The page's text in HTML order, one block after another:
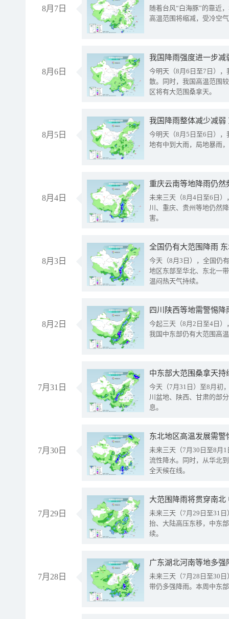
8月7日
随着台风“白海豚”的靠近
高温范围将缩减，受冷空
8月6日
今明天（8月6日至7日）
散。同时，我国高温范围
区将有大范围桑拿天。
8月5日
我国降雨整体减少减弱
今明天（8月5日至6日）
地有中到大雨，局地暴雨
8月4日
重庆云南等地降雨仍然
未来三天（8月4日至6日
川、重庆、贵州等地仍然
害。
8月3日
全国仍有大范围降雨
今天（8月3日），全国仍
地区东部至华北、东北一
温闷热天气持续。
8月2日
今起三天（8月2日至4日
我国中东部仍有大范围高
7月31日
中东部大范围桑拿天
今天（7月31日）至8月初
川盆地、陕西、甘肃的部
息。
7月30日
东北地区高温发展需
未来三天（7月30日至8月
流性降水。同时，从华北
全天候在线。
7月29日
大范围降雨将贯穿南
未来三天（7月29日至31
抬、大陆高压东移，中东
续。
7月28日
广东湖北河南等地多
未来三天（7月28日至30
带仍多强降雨。本周中东